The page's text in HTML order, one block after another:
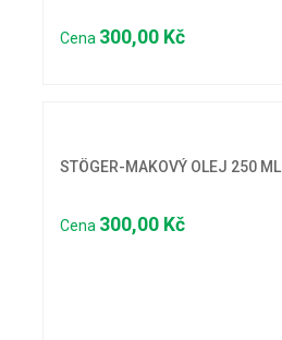
Cena 300,00 Kč
STÖGER-MAKOVÝ OLEJ 250 ML
Cena 300,00 Kč